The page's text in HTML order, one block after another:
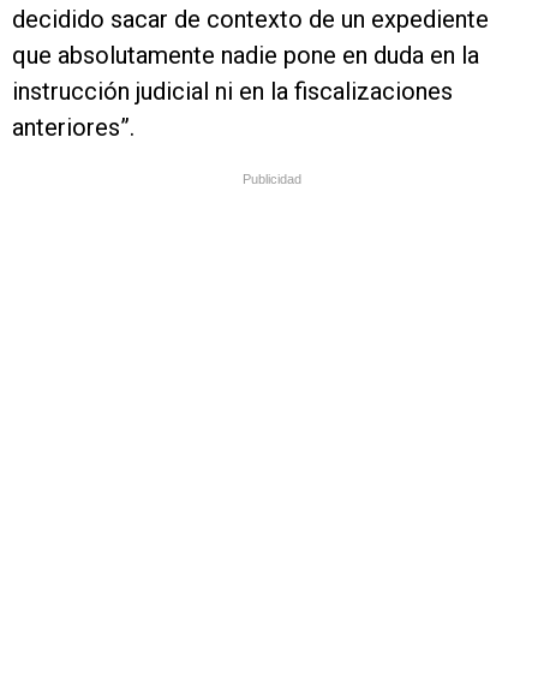
decidido sacar de contexto de un expediente
que absolutamente nadie pone en duda en la
instrucción judicial ni en la fiscalizaciones
anteriores”.
Publicidad